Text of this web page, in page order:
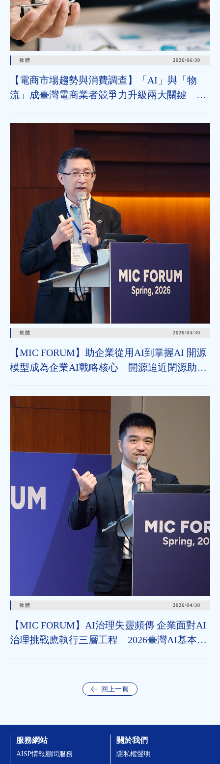
軟體 2026/06/30
【電商市場趨勢與消費調查】「AI」與「物
流」成臺灣電商業者競爭力升級兩大關鍵 近
超取
軟體 2026/04/30
【MIC FORUM】助企業從用AI到掌握AI 開源
模型成為企業AI戰略核心 開源追近閉源助垂
軟體 2026/04/30
【MIC FORUM】AI治理失靈頻傳 企業面對AI
治理挑戰應執行三層工程 2026臺灣AI基本法
回上一頁
服務網站
AISP情報顧問服務
關於我們
隱私權聲明